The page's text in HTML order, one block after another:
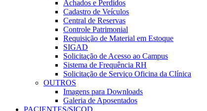
Achados e Perdidos
Cadastro de Veículos
Central de Reservas
Controle Patrimonial
Requisição de Material em Estoque
SIGAD
Solicitação de Acesso ao Campus
Sistema de Frequência RH
Solicitação de Serviço Oficina da Clínica
OUTROS
Imagens para Downloads
Galeria de Aposentados
PACIENTES/SICOD